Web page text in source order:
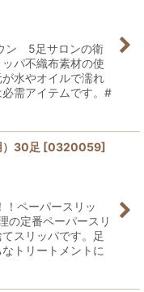
ン 5足サロンの衛
パ不織布素材の使
水やオイルで濡れ
需アイテムです。#
）30足 [0320059]
！ペーパースリッ
定番ペーパースリ
スリッパです。足
トリートメントに